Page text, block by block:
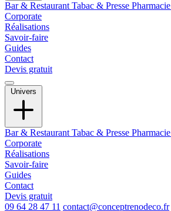
Bar & Restaurant Tabac & Presse Pharmacie
Corporate
Réalisations
Savoir-faire
Guides
Contact
Devis gratuit
Univers
Bar & Restaurant Tabac & Presse Pharmacie
Corporate
Réalisations
Savoir-faire
Guides
Contact
Devis gratuit
09 64 28 47 11 contact@conceptrenodeco.fr